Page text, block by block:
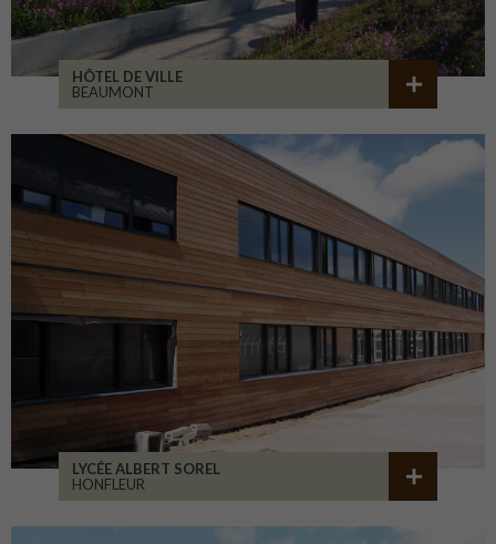
HÔTEL DE VILLE
BEAUMONT
LYCÉE ALBERT SOREL
HONFLEUR